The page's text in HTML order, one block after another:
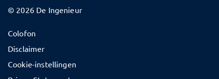
© 2026 De Ingenieur
Colofon
Disclaimer
Cookie-instellingen